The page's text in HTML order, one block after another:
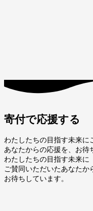
寄付で応援する
わたしたちの目指す未来に
あなたからの応援を、お待
わたしたちの目指す未来に
ご賛同いただいたあなたか
お待ちしています。